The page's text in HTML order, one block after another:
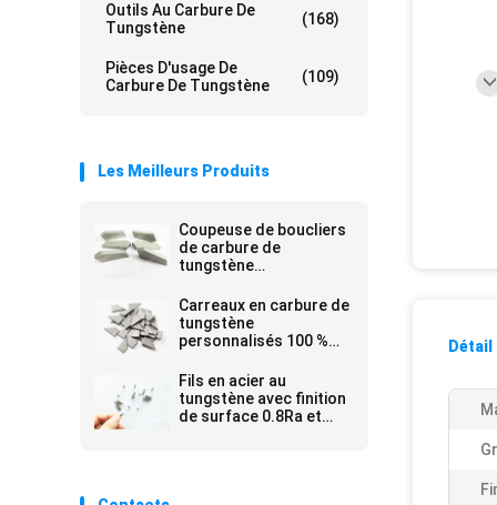
Outils Au Carbure De
Tungstène
(168)
Pièces D'usage De
Carbure De Tungstène
(109)
Les Meilleurs Produits
Coupeuse de boucliers
de carbure de
tungstène
Carreaux en carbure de
tungstène
personnalisés 100 %
Fils en acier au
tungstène avec finition
de surface 0.8Ra et